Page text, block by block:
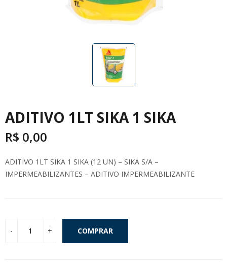
ADITIVO 1LT SIKA 1 SIKA
R$ 0,00
ADITIVO 1LT SIKA 1 SIKA (12 UN) – SIKA S/A –
IMPERMEABILIZANTES – ADITIVO IMPERMEABILIZANTE
COMPRAR